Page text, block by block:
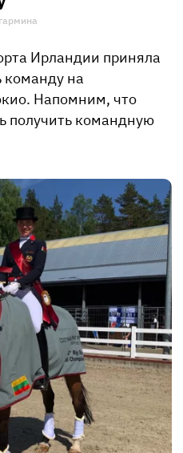
Ирландии приняла
команду на
Напомним, что
получить командную